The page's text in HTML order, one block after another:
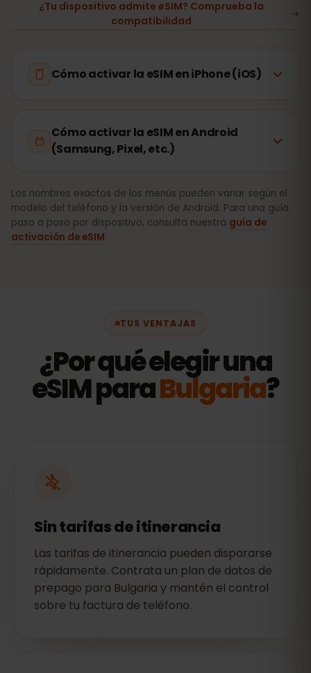
¿Tu dispositivo admite eSIM? Comprueba la
compatibilidad
Cómo activar la eSIM en iPhone (iOS)
Cómo activar la eSIM en Android
(Samsung, Pixel, etc.)
Los nombres exactos de los menús pueden variar según el
modelo del teléfono y la versión de Android. Para una guía
paso a paso por dispositivo, consulta nuestra guía de
activación de eSIM.
TUS VENTAJAS
¿Por qué elegir una
eSIM paraBulgaria?
Sin tarifas de itinerancia
Las tarifas de itinerancia pueden dispararse
rápidamente. Contrata un plan de datos de
prepago para Bulgaria y mantén el control
sobre tu factura de teléfono.